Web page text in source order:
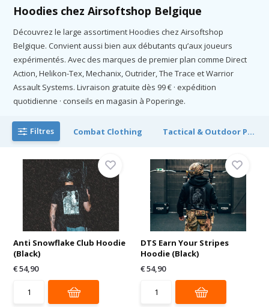
Hoodies chez Airsoftshop Belgique
Découvrez le large assortiment Hoodies chez Airsoftshop
Belgique. Convient aussi bien aux débutants qu’aux joueurs
expérimentés. Avec des marques de premier plan comme Direct
Action, Helikon-Tex, Mechanix, Outrider, The Trace et Warrior
Assault Systems. Livraison gratuite dès 99 € · expédition
quotidienne · conseils en magasin à Poperinge.
Filtres Combat Clothing Tactical & Outdoor P...
Anti Snowflake Club Hoodie
(Black)
€ 54,90
DTS Earn Your Stripes
Hoodie (Black)
€ 54,90